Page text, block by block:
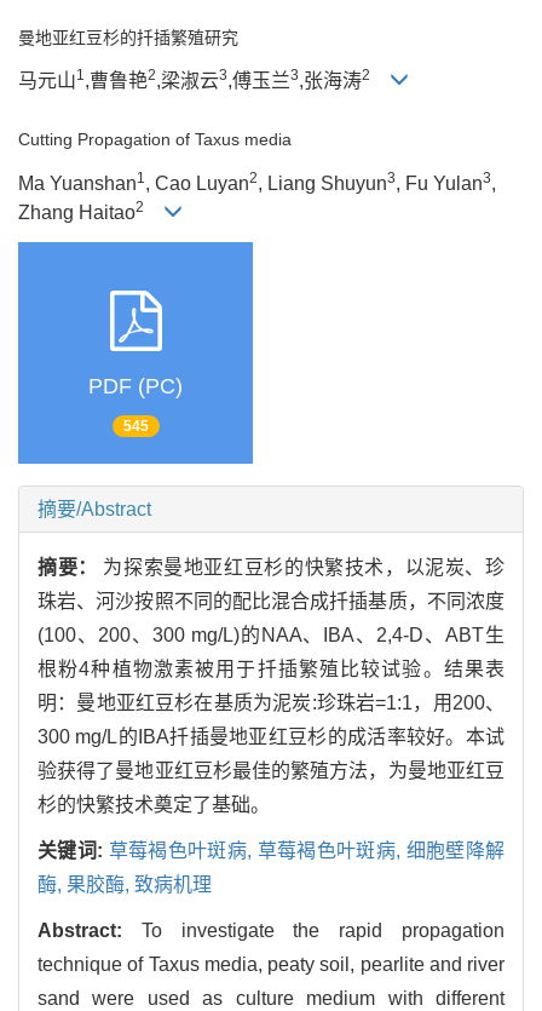
曼地亚红豆杉的扦插繁殖研究
马元山1,曹鲁艳2,梁淑云3,傅玉兰3,张海涛2
Cutting Propagation of Taxus media
Ma Yuanshan1 , Cao Luyan2, Liang Shuyun3, Fu Yulan3,
Zhang Haitao2
PDF (PC)
545
摘要/Abstract
摘要： 为探索曼地亚红豆杉的快繁技术，以泥炭、珍
珠岩、河沙按照不同的配比混合成扦插基质，不同浓度
(100、200、300 mg/L)的NAA、IBA、2,4-D、ABT生
根粉4种植物激素被用于扦插繁殖比较试验。结果表
明：曼地亚红豆杉在基质为泥炭:珍珠岩=1:1，用200、
300 mg/L的IBA扦插曼地亚红豆杉的成活率较好。本试
验获得了曼地亚红豆杉最佳的繁殖方法，为曼地亚红豆
杉的快繁技术奠定了基础。
关键词: 草莓褐色叶斑病, 草莓褐色叶斑病, 细胞壁降解
酶, 果胶酶, 致病机理
Abstract: To investigate the rapid propagation
technique of Taxus media, peaty soil, pearlite and river
sand were used as culture medium with different